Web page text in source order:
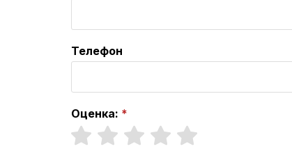
Телефон
Оценка: